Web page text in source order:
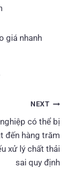
giá nhanh
NEXT
có thể bị
đến hàng trăm
xử lý chất thải
sai quy định